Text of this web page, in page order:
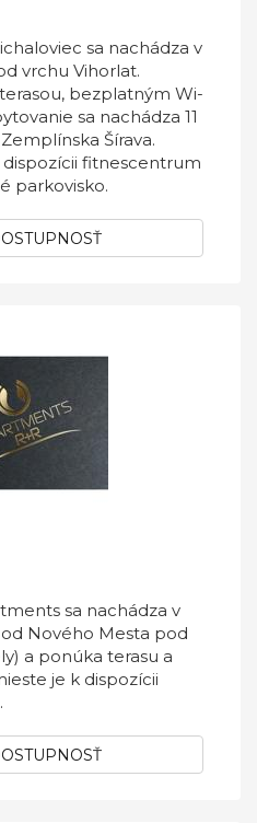
sa nachádza v
vrchu Vihorlat.
bezplatným Wi-
sa nachádza 11
Šírava.
fitnescentrum
parkovisko.
sa nachádza v
Nového Mesta pod
a ponúka terasu a
je k dispozícii